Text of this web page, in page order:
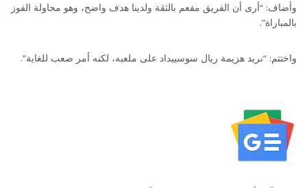
وأضاف: “أرى أن الفريق مفعم بالثقة ولدينا هدف واضح، وهو محاولة الفوز
بالمباراة”.
واختتم: “نريد هزيمة ريال سوسييداد على ملعبه، لكنه أمر صعب للغاية”.